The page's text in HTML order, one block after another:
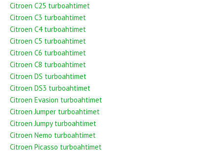
Citroen C25 turboahtimet
Citroen C3 turboahtimet
Citroen C4 turboahtimet
Citroen C5 turboahtimet
Citroen C6 turboahtimet
Citroen C8 turboahtimet
Citroen DS turboahtimet
Citroen DS3 turboahtimet
Citroen Evasion turboahtimet
Citroen Jumper turboahtimet
Citroen Jumpy turboahtimet
Citroen Nemo turboahtimet
Citroen Picasso turboahtimet